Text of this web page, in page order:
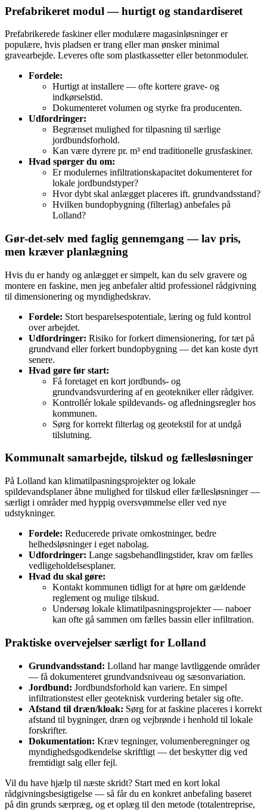
Prefabrikeret modul — hurtigt og standardiseret
Prefabrikerede faskiner eller modulære magasinløsninger er
populære, hvis pladsen er trang eller man ønsker minimal
gravearbejde. Leveres ofte som plastkassetter eller betonmoduler.
Fordele:
Hurtigt at installere — ofte kortere grave- og
indkørselstid.
Dokumenteret volumen og styrke fra producenten.
Udfordringer:
Begrænset mulighed for tilpasning til særlige
jordbundsforhold.
Kan være dyrere pr. m³ end traditionelle grusfaskiner.
Hvad spørger du om:
Er modulernes infiltrationskapacitet dokumenteret for
lokale jordbundstyper?
Hvor dybt skal anlægget placeres ift. grundvandsstand?
Hvilken bundopbygning (filterlag) anbefales på
Lolland?
Gør‑det‑selv med faglig gennemgang — lav pris,
men kræver planlægning
Hvis du er handy og anlægget er simpelt, kan du selv gravere og
montere en faskine, men jeg anbefaler altid professionel rådgivning
til dimensionering og myndighedskrav.
Fordele: Stort besparelsespotentiale, læring og fuld kontrol
over arbejdet.
Udfordringer: Risiko for forkert dimensionering, for tæt på
grundvand eller forkert bundopbygning — det kan koste dyrt
senere.
Hvad gøre før start:
Få foretaget en kort jordbunds- og
grundvandsvurdering af en geotekniker eller rådgiver.
Kontrollér lokale spildevands- og afledningsregler hos
kommunen.
Sørg for korrekt filterlag og geotekstil for at undgå
tilslutning.
Kommunalt samarbejde, tilskud og fællesløsninger
På Lolland kan klimatilpasningsprojekter og lokale
spildevandsplaner åbne mulighed for tilskud eller fællesløsninger —
særligt i områder med hyppig oversvømmelse eller ved nye
udstykninger.
Fordele: Reducerede private omkostninger, bedre
helhedsløsninger i eget nabolag.
Udfordringer: Lange sagsbehandlingstider, krav om fælles
vedligeholdelsesplaner.
Hvad du skal gøre:
Kontakt kommunen tidligt for at høre om gældende
reglement og mulige tilskud.
Undersøg lokale klimatilpasningsprojekter — naboer
kan ofte gå sammen om fælles bassin eller infiltration.
Praktiske overvejelser særligt for Lolland
Grundvandsstand: Lolland har mange lavtliggende områder
— få dokumenteret grundvandsniveau og sæsonvariation.
Jordbund: Jordbundsforhold kan variere. En simpel
infiltrationstest eller geoteknisk vurdering betaler sig ofte.
Afstand til dræn/kloak: Sørg for at faskine placeres i korrekt
afstand til bygninger, dræn og vejbrønde i henhold til lokale
forskrifter.
Dokumentation: Kræv tegninger, volumenberegninger og
myndighedsgodkendelse skriftligt — det beskytter dig ved
fremtidigt salg eller fejl.
Vil du have hjælp til næste skridt? Start med en kort lokal
rådgivningsbesigtigelse — så får du en konkret anbefaling baseret
på din grunds særpræg, og et oplæg til den metode (totalentreprise,